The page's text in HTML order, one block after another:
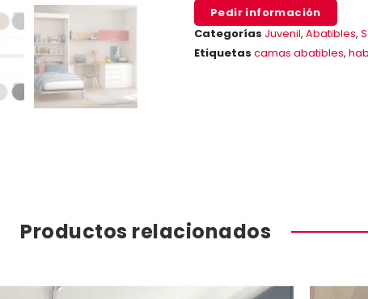
Pedir información
Categorías Juvenil, Abatibles,
Etiquetas camas abatibles,
Productos relacionados